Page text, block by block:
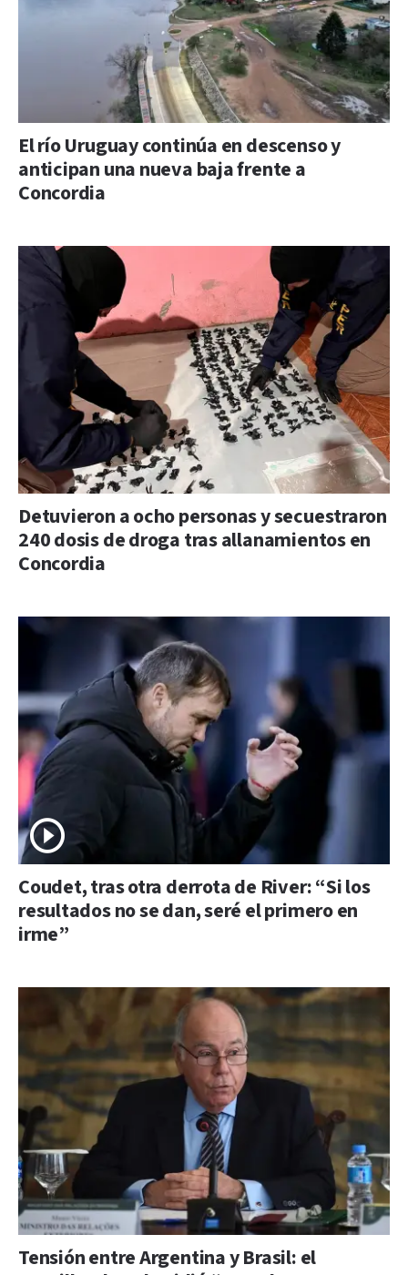
El río Uruguay continúa en descenso y
anticipan una nueva baja frente a
Concordia
Detuvieron a ocho personas y secuestraron
240 dosis de droga tras allanamientos en
Concordia
Coudet, tras otra derrota de River: “Si los
resultados no se dan, seré el primero en
irme”
Tensión entre Argentina y Brasil: el